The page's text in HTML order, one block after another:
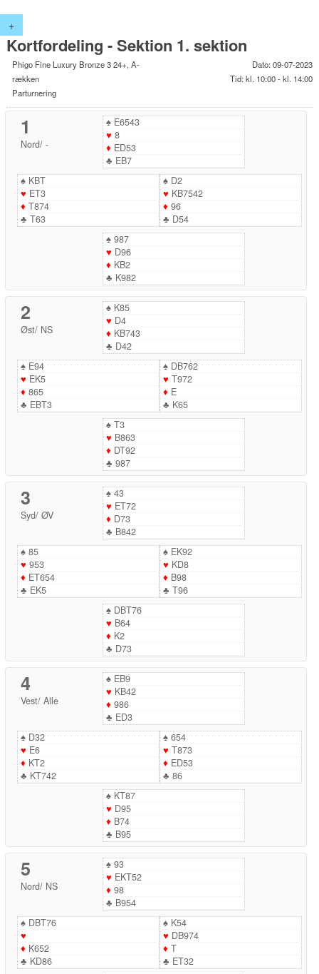
+
Kortfordeling - Sektion 1. sektion
Phigo Fine Luxury Bronze 3 24+, A-
rækken
Parturnering
Dato: 09-07-2023
Tid: kl. 10:00 - kl. 14:00
1
Nord/ -
♠E6543
♥ 8
♦ ED53
♣ EB7
♠KBT
♥ ET3
♦ T874
♣ T63
♠D2
♥ KB7542
♦ 96
♣ D54
♠987
♥ D96
♦ KB2
♣ K982
2
Øst/ NS
♠K85
♥ D4
♦ KB743
♣ D42
♠E94
♥ EK5
♦ 865
♣ EBT3
♠DB762
♥ T972
♦ E
♣ K65
♠T3
♥ B863
♦ DT92
♣ 987
3
Syd/ ØV
♠43
♥ ET72
♦ D73
♣ B842
♠85
♥ 953
♦ ET654
♣ EK5
♠EK92
♥ KD8
♦ B98
♣ T96
♠DBT76
♥ B64
♦ K2
♣ D73
4
Vest/ Alle
♠EB9
♥ KB42
♦ 986
♣ ED3
♠D32
♥ E6
♦ KT2
♣ KT742
♠654
♥ T873
♦ ED53
♣ 86
♠KT87
♥ D95
♦ B74
♣ B95
5
Nord/ NS
♠93
♥ EKT52
♦ 98
♣ B954
♠DBT76
♥
♦ K652
♣ KD86
♠K54
♥ DB974
♦ T
♣ ET32